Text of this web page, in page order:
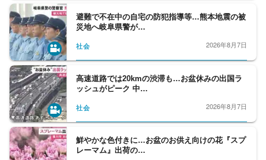
避難で不在中の自宅の防犯指導等…熊本地震の被
災地へ岐阜県警が…
社会 2026年8月7日
高速道路では20kmの渋滞も…お盆休みの出国ラ
ッシュがピーク 中…
社会 2026年8月7日
鮮やかな色付きに…お盆のお供え向けの花『スプ
レーマム』出荷の…